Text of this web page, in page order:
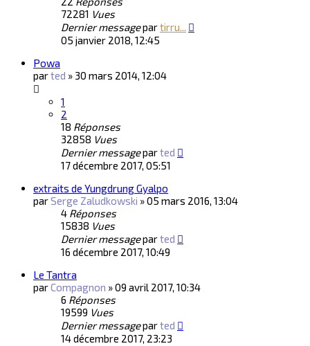
72281 Vues
Dernier messagepartirru...
05 janvier 2018, 12:45
Powa
parted » 30 mars 2014, 12:04
1
2
18 Réponses
32858 Vues
Dernier messageparted
17 décembre 2017, 05:51
extraits de Yungdrung Gyalpo
parSerge Zaludkowski »05 mars 2016, 13:04
4 Réponses
15838 Vues
Dernier messageparted
16 décembre 2017, 10:49
Le Tantra
parCompagnon »09 avril 2017, 10:34
6 Réponses
19599 Vues
Dernier messageparted
14 décembre 2017, 23:23